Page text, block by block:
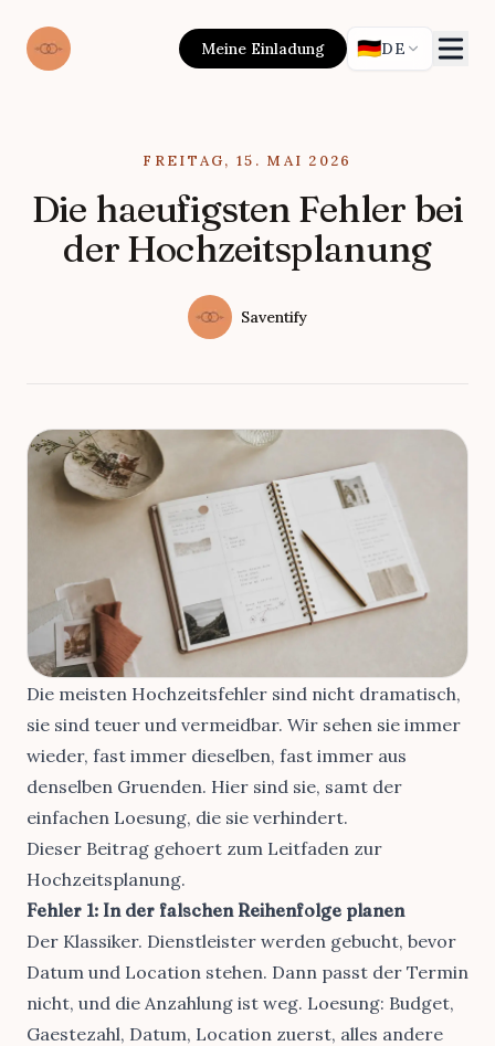
Meine Einladung 🇩🇪DE
FREITAG, 15. MAI 2026
Die haeufigsten Fehler bei
der Hochzeitsplanung
Name
Saventify
Die meisten Hochzeitsfehler sind nicht dramatisch,
sie sind teuer und vermeidbar. Wir sehen sie immer
wieder, fast immer dieselben, fast immer aus
denselben Gruenden. Hier sind sie, samt der
einfachen Loesung, die sie verhindert.
Dieser Beitrag gehoert zum Leitfaden zur
Hochzeitsplanung.
Fehler 1: In der falschen Reihenfolge planen
Der Klassiker. Dienstleister werden gebucht, bevor
Datum und Location stehen. Dann passt der Termin
nicht, und die Anzahlung ist weg. Loesung: Budget,
Gaestezahl, Datum, Location zuerst, alles andere